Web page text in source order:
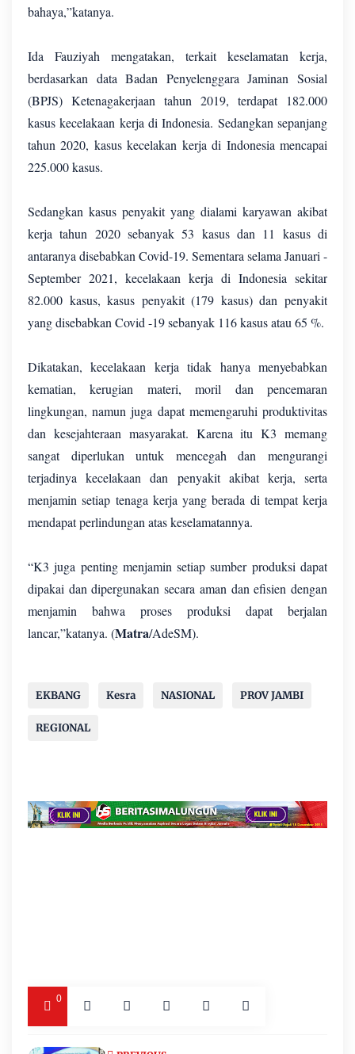
bahaya,”katanya.
Ida Fauziyah mengatakan, terkait keselamatan kerja,
berdasarkan data Badan Penyelenggara Jaminan Sosial
(BPJS) Ketenagakerjaan tahun 2019, terdapat 182.000
kasus kecelakaan kerja di Indonesia. Sedangkan sepanjang
tahun 2020, kasus kecelakan kerja di Indonesia mencapai
225.000 kasus.
Sedangkan kasus penyakit yang dialami karyawan akibat
kerja tahun 2020 sebanyak 53 kasus dan 11 kasus di
antaranya disebabkan Covid-19. Sementara selama Januari -
September 2021, kecelakaan kerja di Indonesia sekitar
82.000 kasus, kasus penyakit (179 kasus) dan penyakit
yang disebabkan Covid -19 sebanyak 116 kasus atau 65 %.
Dikatakan, kecelakaan kerja tidak hanya menyebabkan
kematian, kerugian materi, moril dan pencemaran
lingkungan, namun juga dapat memengaruhi produktivitas
dan kesejahteraan masyarakat. Karena itu K3 memang
sangat diperlukan untuk mencegah dan mengurangi
terjadinya kecelakaan dan penyakit akibat kerja, serta
menjamin setiap tenaga kerja yang berada di tempat kerja
mendapat perlindungan atas keselamatannya.
“K3 juga penting menjamin setiap sumber produksi dapat
dipakai dan dipergunakan secara aman dan efisien dengan
menjamin bahwa proses produksi dapat berjalan
lancar,”katanya. (Matra/AdeSM).
EKBANG Kesra NASIONAL PROV JAMBI
REGIONAL
0